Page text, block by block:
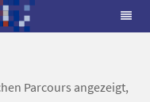
Parcours angezeigt,